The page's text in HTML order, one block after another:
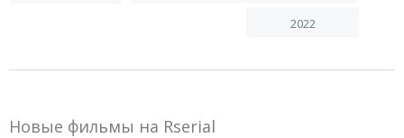
2022
Новые фильмы на Rserial